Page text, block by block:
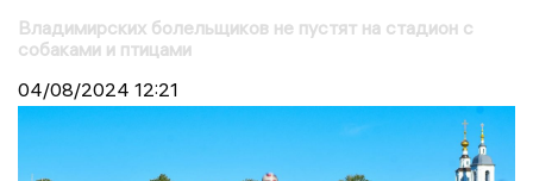
Владимирских болельщиков не пустят на стадион с
собаками и птицами
04/08/2024 12:21